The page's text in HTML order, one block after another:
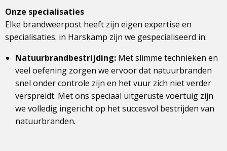
Onze specialisaties
Elke brandweerpost heeft zijn eigen expertise en
specialisaties. in Harskamp zijn we gespecialiseerd in:
Natuurbrandbestrijding: Met slimme technieken en
veel oefening zorgen we ervoor dat natuurbranden
snel onder controle zijn en het vuur zich niet verder
verspreidt. Met ons speciaal uitgeruste voertuig zijn
we volledig ingericht op het succesvol bestrijden van
natuurbranden.